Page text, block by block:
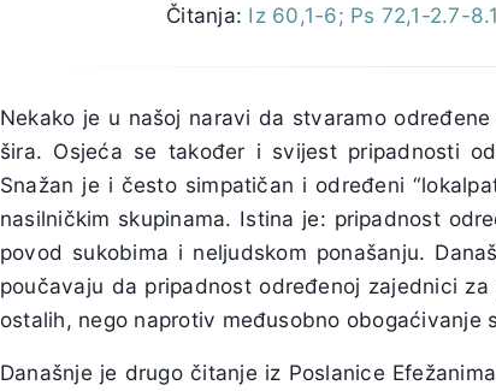
Čitanja: Iz 60,1-6; Ps 72,1-2.7-
Nekako je u našoj naravi da stvaramo
šira. Osjeća se također i svijest pripadnosti
Snažan je i često simpatičan i određeni
nasilničkim skupinama. Istina je: pripadnost
povod sukobima i neljudskom ponašanju.
poučavaju da pripadnost određenoj zajednici
ostalih, nego naprotiv međusobno obogaćivanje
Današnje je drugo čitanje iz Poslanice